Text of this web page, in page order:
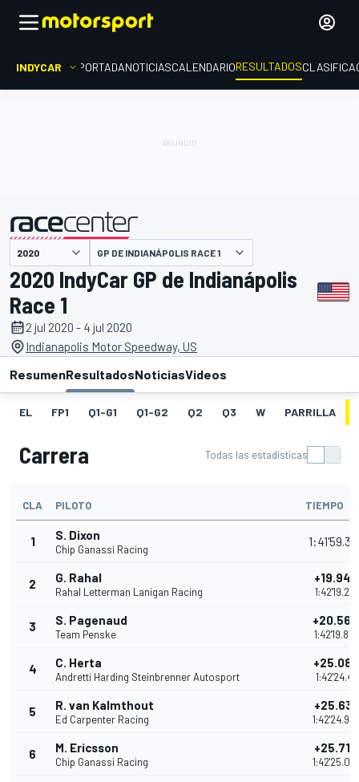
INDYCAR PORTADANOTICIASCALENDARIORESULTADOS
presentado por GP DE INDIANÁPOLIS RACE 1
2020 IndyCar GP de Indianápolis
Race 1
2 jul 2020 - 4 jul 2020
Indianapolis Motor Speedway, US
ResumenResultadosNoticiasVideos
EL FP1 Q1-G1 Q1-G2 Q2 Q3 W PARRILLA
Carrera Todas las estadísticas
CLA PILOTO TIEMPO
1 S. Dixon
Chip Ganassi Racing
2 G. Rahal
Rahal Letterman Lanigan Racing
3 S. Pagenaud
Team Penske
4 C. Herta
Andretti Harding Steinbrenner Autosport
5 R. van Kalmthout
Ed Carpenter Racing
6 M. Ericsson
Chip Ganassi Racing